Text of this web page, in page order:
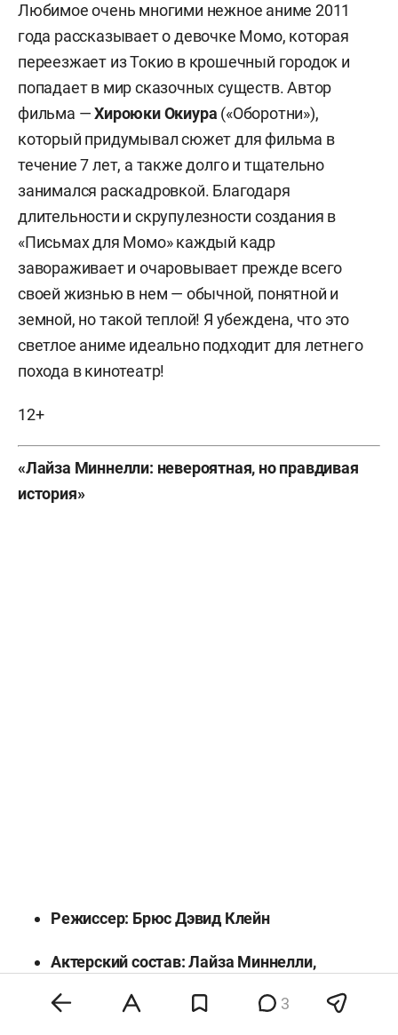
Любимое очень многими нежное аниме 2011
года рассказывает о девочке Момо, которая
переезжает из Токио в крошечный городок и
попадает в мир сказочных существ. Автор
фильма —Хироюки Окиура («Оборотни»),
который придумывал сюжет для фильма в
течение 7 лет, а также долго и тщательно
занимался раскадровкой. Благодаря
длительности и скрупулезности создания в
«Письмах для Момо» каждый кадр
завораживает и очаровывает прежде всего
своей жизнью в нем — обычной, понятной и
земной, но такой теплой! Я убеждена, что это
светлое аниме идеально подходит для летнего
похода в кинотеатр!
12+
«Лайза Миннелли: невероятная, но правдивая
история»
Режиссер: Брюс Дэвид Клейн
Актерский состав: Лайза Миннелли,
Баррет, Мариза Беренсон
3